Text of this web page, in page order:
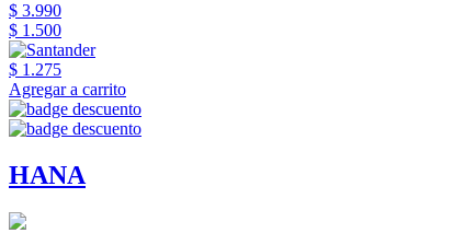
$ 3.990
$ 1.500
$ 1.275
Agregar a carrito
HANA